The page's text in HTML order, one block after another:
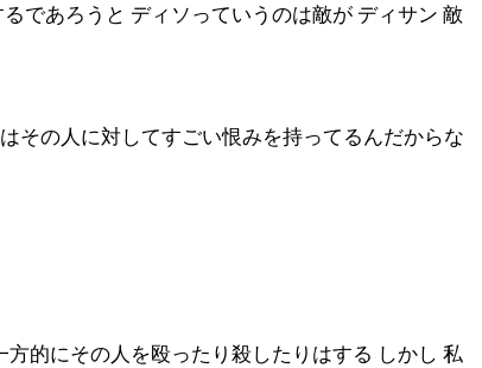
であろうと ディソっていうのは敵が ディサン 敵
その人に対してすごい恨みを持ってるんだからな
的にその人を殴ったり殺したりはする しかし 私